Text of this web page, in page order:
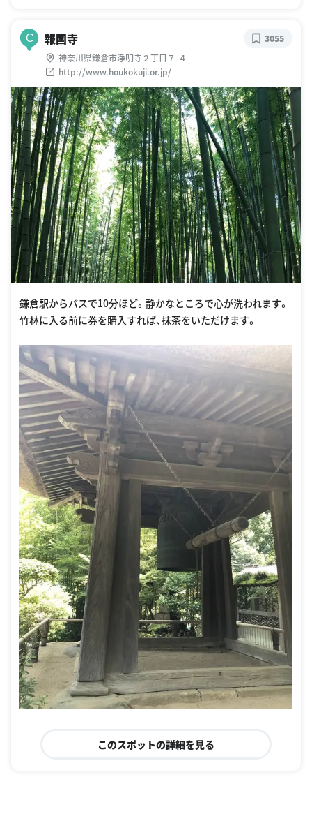
C 報国寺
神奈川県鎌倉市浄明寺２丁目７-４
http://www.houkokuji.or.jp/
3055
鎌倉駅からバスで10分ほど。静かなところで心が洗われます。
竹林に入る前に券を購入すれば、抹茶をいただけます。
このスポットの詳細を見る